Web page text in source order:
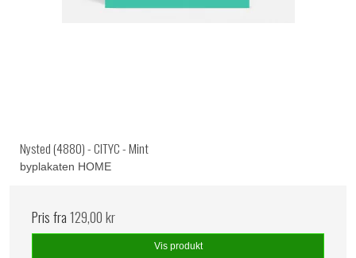
Nysted (4880) - CITYC - Mint
byplakaten HOME
Pris fra129,00 kr
Vis produkt